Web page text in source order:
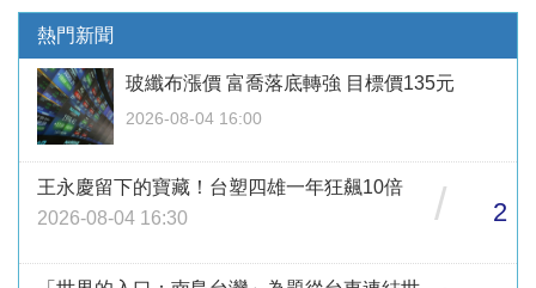
熱門新聞
玻纖布漲價 富喬落底轉強 目標價135元
2026-08-04 16:00
王永慶留下的寶藏！台塑四雄一年狂飆10倍
2026-08-04 16:30
/ 2